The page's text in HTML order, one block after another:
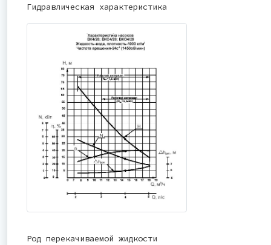
Гидравлическая характеристика
Род перекачиваемой жидкости